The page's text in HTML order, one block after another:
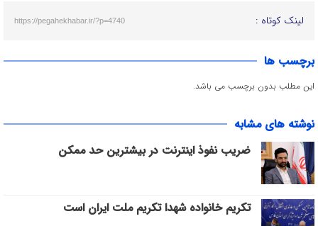
لینک کوتاه : https://pegahekhabar.ir/?p=4740
برچسب ها
این مطلب بدون برچسب می باشد.
نوشته های مشابه
ضریب نفوذ اینترنت در بیشترین حد ممکن
تکریم خانواده شهدا تکریم ملت ایران است